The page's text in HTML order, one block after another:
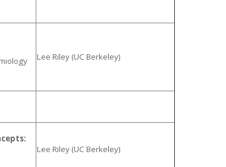
Lee Riley (UC Berkeley)
Lee Riley (UC Berkeley)